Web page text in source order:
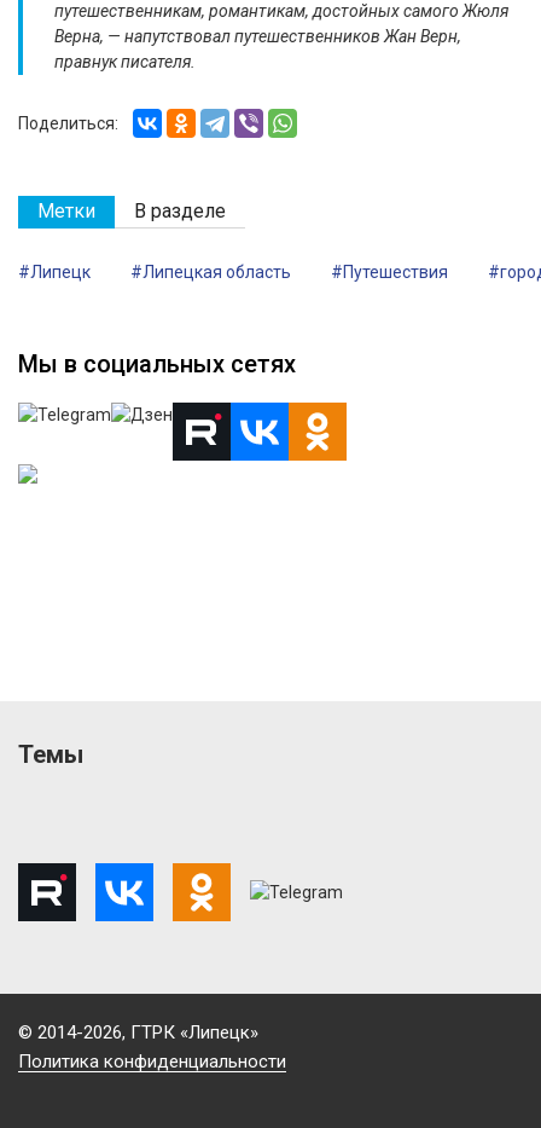
путешественникам, романтикам, достойных самого Жюля
Верна, — напутствовал путешественников Жан Верн,
правнук писателя.
Поделиться:
Метки В разделе
#Липецк #Липецкая область #Путешествия
Мы в социальных сетях
Темы
© 2014-2026, ГТРК «Липецк»
Политика конфиденциальности